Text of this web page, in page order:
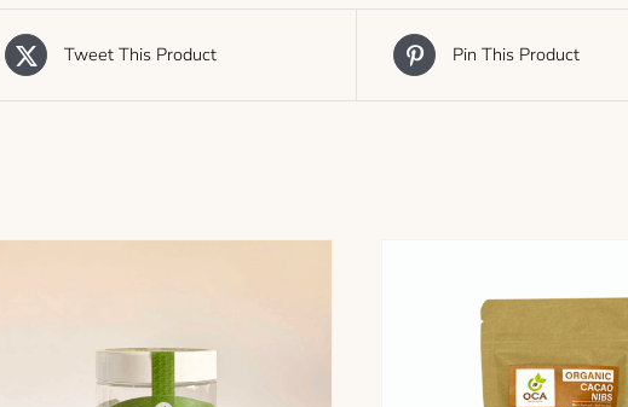
Tweet This Product Pin This Product